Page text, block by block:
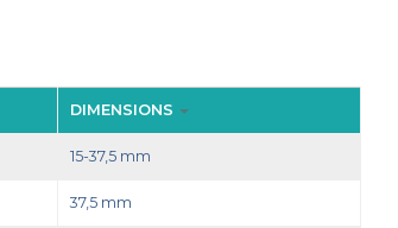
DIMENSIONS
15-37,5 mm
37,5 mm